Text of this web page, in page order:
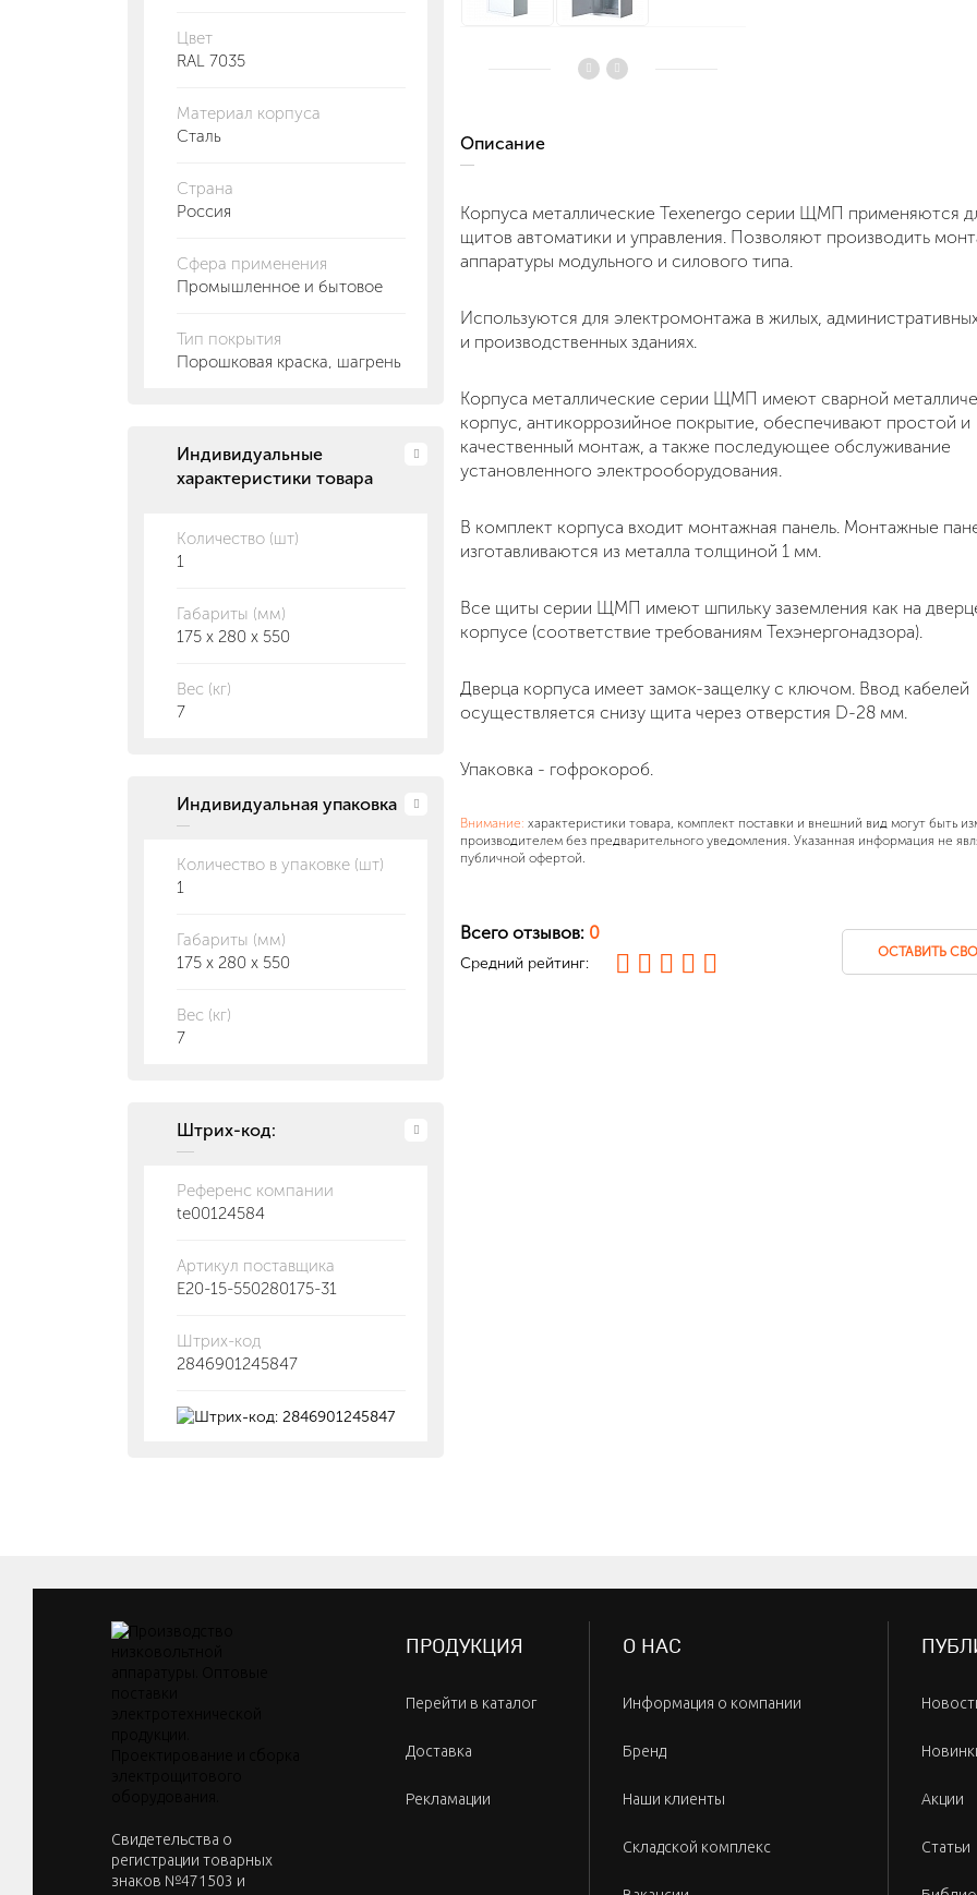
Цвет
RAL 7035
Материал корпуса
Сталь
Страна
Россия
Сфера применения
Промышленное и бытовое
Тип покрытия
Порошковая краска, шагрень
Индивидуальные
характеристики товара
Количество (шт)
1
Габариты (мм)
175 x 280 x 550
Вес (кг)
7
Индивидуальная упаковка
Количество в упаковке (шт)
1
Габариты (мм)
175 x 280 x 550
Вес (кг)
7
Штрих-код:
Референс компании
te00124584
Артикул поставщика
E20-15-550280175-31
Штрих-код
2846901245847
Описание
Корпуса металлические Texenergo серии ЩМП применяются
щитов автоматики и управления. Позволяют производить
аппаратуры модульного и силового типа.
Используются для электромонтажа в жилых,
и производственных зданиях.
Корпуса металлические серии ЩМП имеют сварной
корпус, антикоррозийное покрытие, обеспечивают простой и
качественный монтаж, а также последующее обслуживание
установленного электрооборудования.
В комплект корпуса входит монтажная панель. Монтажные
изготавливаются из металла толщиной 1 мм.
Все щиты серии ЩМП имеют шпильку заземления как на
корпусе (соответствие требованиям Техэнергонадзора).
Дверца корпуса имеет замок-защелку с ключом. Ввод кабелей
осуществляется снизу щита через отверстия D-28 мм.
Упаковка - гофрокороб.
Внимание: характеристики товара, комплект поставки и внешний вид могут быть
производителем без предварительного уведомления. Указанная информация не
публичной офертой.
Всего отзывов: 0
Средний рейтинг:
ОСТАВИТЬ
Cвидетельства о
регистрации товарных
знаков №471503 и
ПРОДУКЦИЯ
Перейти в каталог
Доставка
Рекламации
О НАС
Информация о компании
Бренд
Наши клиенты
Складской комплекс
Акции
Статьи